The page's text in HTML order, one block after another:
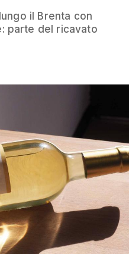
il Brenta con
parte del ricavato